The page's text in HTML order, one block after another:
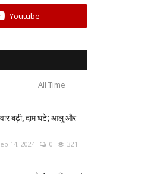
Youtube
All Time
बढ़ी, दाम घटे; आलू और
14, 2024 0 321